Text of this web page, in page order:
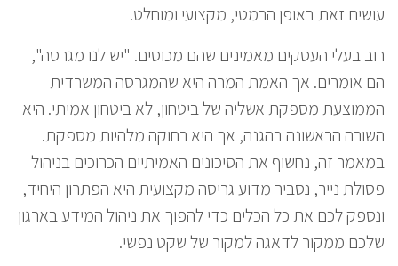
עושים זאת באופן הרמטי, מקצועי ומוחלט.
רוב בעלי העסקים מאמינים שהם מכוסים. "יש לנו מגרסה",
הם אומרים. אך האמת המרה היא שהמגרסה המשרדית
הממוצעת מספקת אשליה של ביטחון, לא ביטחון אמיתי. היא
השורה הראשונה בהגנה, אך היא רחוקה מלהיות מספקת.
במאמר זה, נחשוף את הסיכונים האמיתיים הכרוכים בניהול
פסולת נייר, נסביר מדוע גריסה מקצועית היא הפתרון היחיד,
ונספק לכם את כל הכלים כדי להפוך את ניהול המידע בארגון
שלכם ממקור לדאגה למקור של שקט נפשי.